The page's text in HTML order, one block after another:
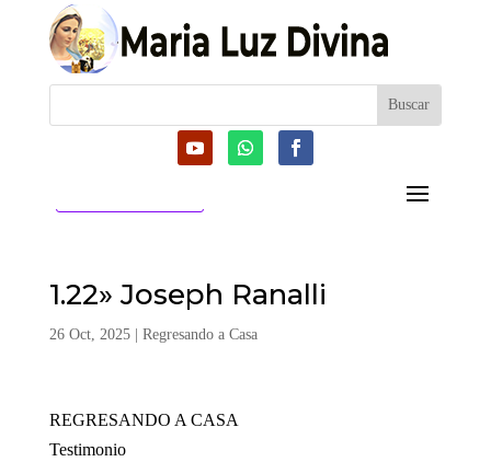
1.22» Joseph Ranalli
26 Oct, 2025| Regresando a Casa
REGRESANDO A CASA
Testimonio